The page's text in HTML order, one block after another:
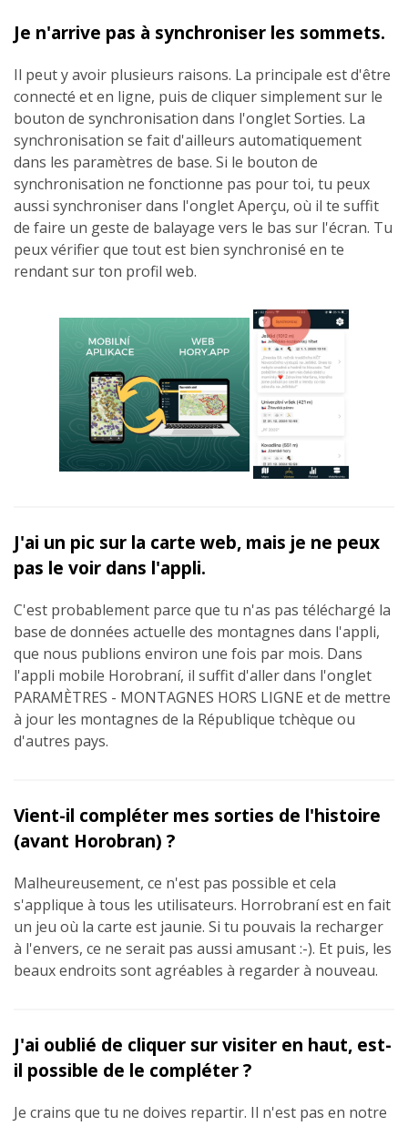
Je n'arrive pas à synchroniser les sommets.
Il peut y avoir plusieurs raisons. La principale est d'être
connecté et en ligne, puis de cliquer simplement sur le
bouton de synchronisation dans l'onglet Sorties. La
synchronisation se fait d'ailleurs automatiquement
dans les paramètres de base. Si le bouton de
synchronisation ne fonctionne pas pour toi, tu peux
aussi synchroniser dans l'onglet Aperçu, où il te suffit
de faire un geste de balayage vers le bas sur l'écran. Tu
peux vérifier que tout est bien synchronisé en te
rendant sur ton profil web.
J'ai un pic sur la carte web, mais je ne peux
pas le voir dans l'appli.
C'est probablement parce que tu n'as pas téléchargé la
base de données actuelle des montagnes dans l'appli,
que nous publions environ une fois par mois. Dans
l'appli mobile Horobraní, il suffit d'aller dans l'onglet
PARAMÈTRES - MONTAGNES HORS LIGNE et de mettre
à jour les montagnes de la République tchèque ou
d'autres pays.
Vient-il compléter mes sorties de l'histoire
(avant Horobran) ?
Malheureusement, ce n'est pas possible et cela
s'applique à tous les utilisateurs. Horrobraní est en fait
un jeu où la carte est jaunie. Si tu pouvais la recharger
à l'envers, ce ne serait pas aussi amusant :-). Et puis, les
beaux endroits sont agréables à regarder à nouveau.
J'ai oublié de cliquer sur visiter en haut, est-
il possible de le compléter ?
Je crains que tu ne doives repartir. Il n'est pas en notre